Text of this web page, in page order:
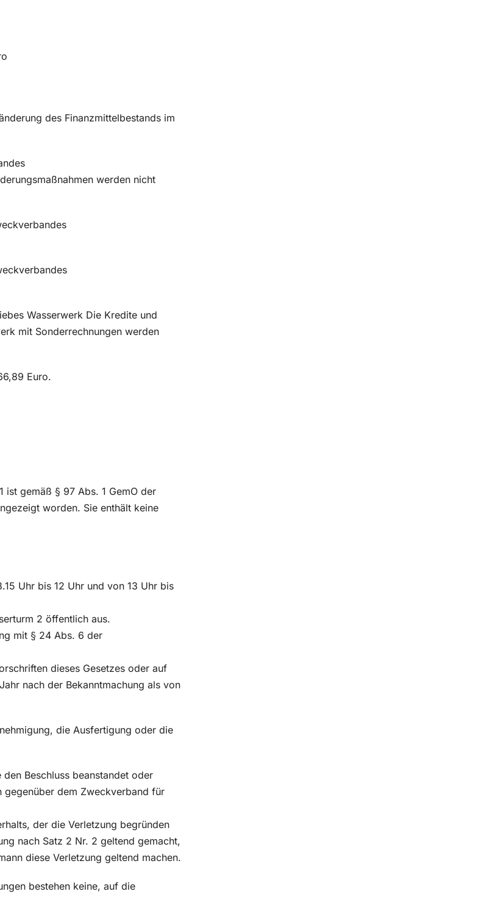
des Finanzmittelbestands im
werden nicht
Wasserwerk Die Kredite und
mit Sonderrechnungen werden
Euro.
ist gemäß § 97 Abs. 1 GemO der
worden. Sie enthält keine
Uhr bis 12 Uhr und von 13 Uhr bis
2 öffentlich aus.
mit § 24 Abs. 6 der
dieses Gesetzes oder auf
nach der Bekanntmachung als von
die Ausfertigung oder die
Beschluss beanstandet oder
gegenüber dem Zweckverband für
der die Verletzung begründen
nach Satz 2 Nr. 2 geltend gemacht,
diese Verletzung geltend machen.
bestehen keine, auf die